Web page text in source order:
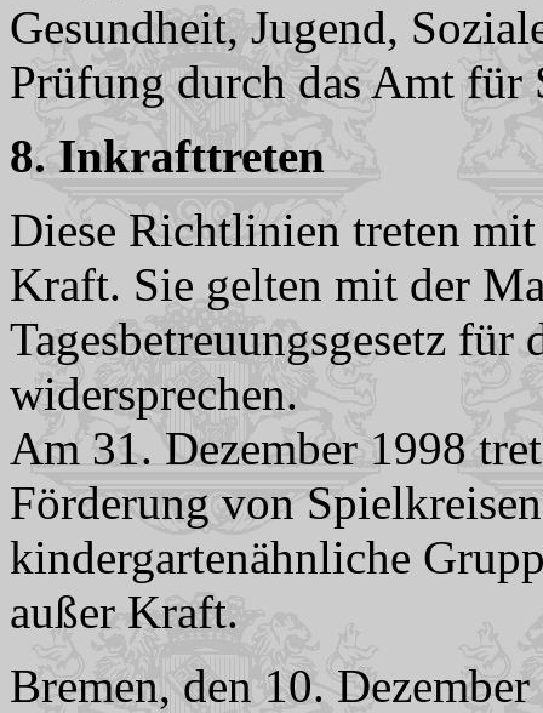
Gesundheit, Jugend,
Prüfung durch das Amt für
8. Inkrafttreten
Diese Richtlinien treten
Kraft. Sie gelten mit der
Tagesbetreuungsgesetz
widersprechen.
Am 31. Dezember 1998
Förderung von
kindergartenähnliche
außer Kraft.
Bremen, den 10.